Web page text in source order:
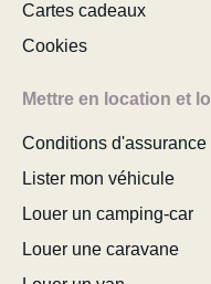
Cartes cadeaux
Cookies
Mettre en location et
Conditions d'assurance
Lister mon véhicule
Louer un camping-car
Louer une caravane